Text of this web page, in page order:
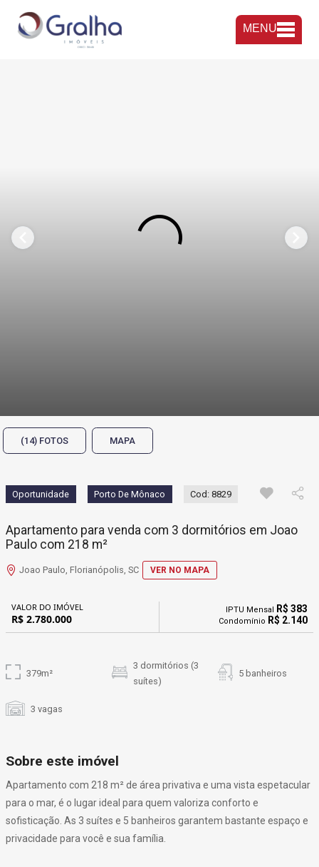
MENU
(14) FOTOS MAPA
Oportunidade Porto De Mônaco Cod: 8829
Apartamento para venda com 3 dormitórios em Joao
Paulo com 218 m²
Joao Paulo, Florianópolis, SC VER NO MAPA
VALOR DO IMÓVEL
R$ 2.780.000
IPTU Mensal R$ 383
Condomínio R$ 2.140
379m²
3 dormitórios (3
suítes)
5 banheiros
3 vagas
Sobre este imóvel
Apartamento com 218 m² de área privativa e uma vista espetacular
para o mar, é o lugar ideal para quem valoriza conforto e
sofisticação. As 3 suítes e 5 banheiros garantem bastante espaço e
privacidade para você e sua família.